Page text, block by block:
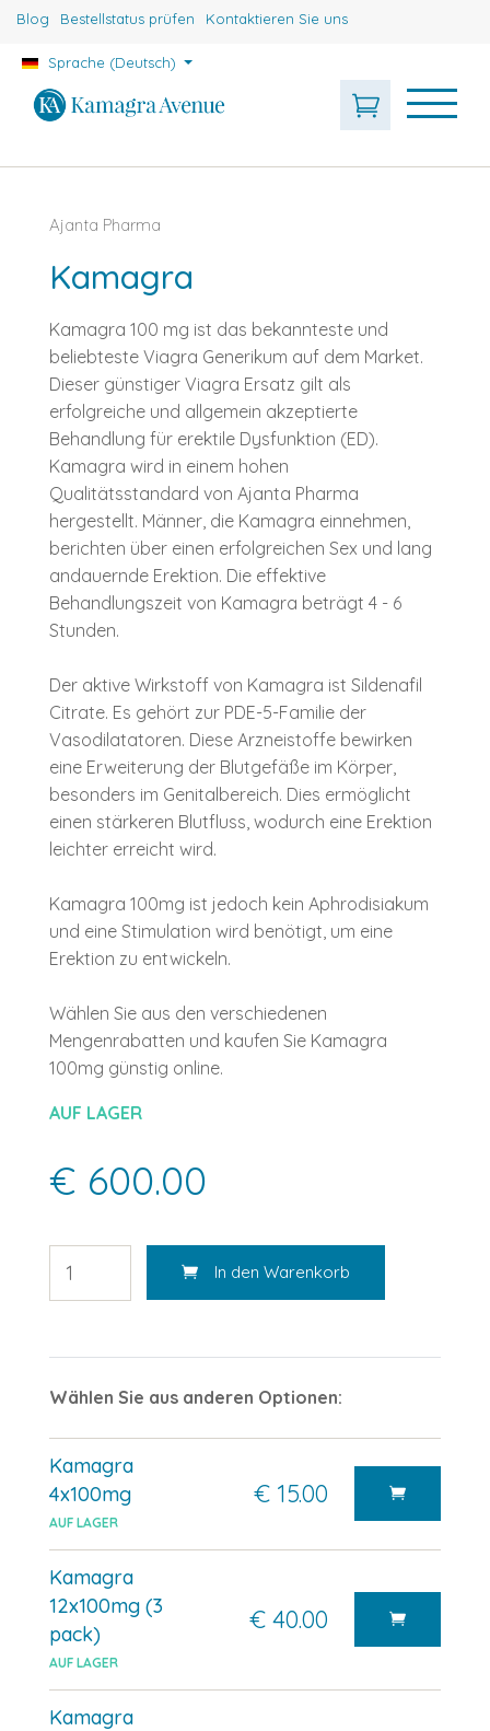
Blog Bestellstatus prüfen Kontaktieren Sie uns
Sprache (Deutsch)
Ajanta Pharma
Kamagra
Kamagra 100 mg ist das bekannteste und
beliebteste Viagra Generikum auf dem Market.
Dieser günstiger Viagra Ersatz gilt als
erfolgreiche und allgemein akzeptierte
Behandlung für erektile Dysfunktion (ED).
Kamagra wird in einem hohen
Qualitätsstandard von Ajanta Pharma
hergestellt. Männer, die Kamagra einnehmen,
berichten über einen erfolgreichen Sex und lang
andauernde Erektion. Die effektive
Behandlungszeit von Kamagra beträgt 4 - 6
Stunden.
Der aktive Wirkstoff von Kamagra ist Sildenafil
Citrate. Es gehört zur PDE-5-Familie der
Vasodilatatoren. Diese Arzneistoffe bewirken
eine Erweiterung der Blutgefäße im Körper,
besonders im Genitalbereich. Dies ermöglicht
einen stärkeren Blutfluss, wodurch eine Erektion
leichter erreicht wird.
Kamagra 100mg ist jedoch kein Aphrodisiakum
und eine Stimulation wird benötigt, um eine
Erektion zu entwickeln.
Wählen Sie aus den verschiedenen
Mengenrabatten und kaufen Sie Kamagra
100mg günstig online.
AUF LAGER
€ 600.00
In den Warenkorb
Wählen Sie aus anderen Optionen:
Kamagra
4x100mg
AUF LAGER
€ 15.00
Kamagra
12x100mg (3
pack)
AUF LAGER
€ 40.00
Kamagra